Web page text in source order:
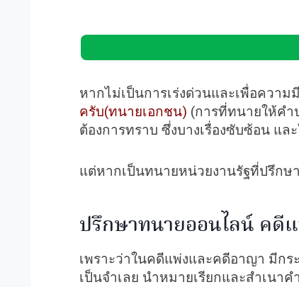
หากไม่เป็นการเร่งด่วนและเพื่อควา
ครับ(ทนายเอกชน) (การที่ทนายให้ค
ต้องการทราบ ซึ่งบางเรื่องซับซ้อน แล
แต่หากเป็นทนายหน่วยงานรัฐที่ปรึก
ปรึกษาทนายออนไลน์ คดี
เพราะว่าในคดีแพ่งและคดีอาญา มีก
เป็นจำเลย นำหมายเรียกและสำเนา